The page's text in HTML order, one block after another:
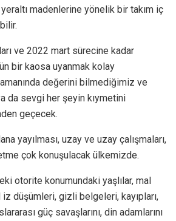
madenlerine yönelik bir takım iç
ve 2022 mart sürecine kadar
bir kaosa uyanmak kolay
değerini bilmediğimiz ve
da sevgi her şeyin kıymetini
geçecek.
yayılması, uzay ve uzay çalışmaları,
çok konuşulacak ülkemizde.
otorite konumundaki yaşlılar, mal
iz düşümleri, gizli belgeleri, kayıpları,
güç savaşlarını, din adamlarını